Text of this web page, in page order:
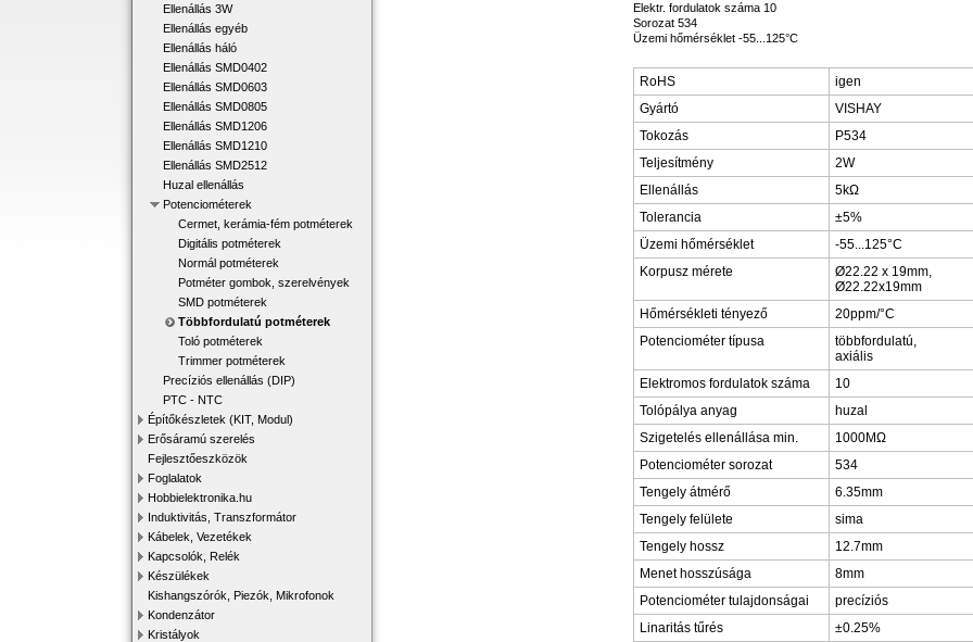
Ellenállás 3W
Ellenállás egyéb
Ellenállás háló
Ellenállás SMD0402
Ellenállás SMD0603
Ellenállás SMD0805
Ellenállás SMD1206
Ellenállás SMD1210
Ellenállás SMD2512
Huzal ellenállás
Potenciométerek
Cermet, kerámia-fém potméterek
Digitális potméterek
Normál potméterek
Potméter gombok, szerelvények
SMD potméterek
Többfordulatú potméterek
Toló potméterek
Trimmer potméterek
Precíziós ellenállás (DIP)
PTC - NTC
Építőkészletek (KIT, Modul)
Erősáramú szerelés
Fejlesztőeszközök
Foglalatok
Hobbielektronika.hu
Induktivitás, Transzformátor
Kábelek, Vezetékek
Kapcsolók, Relék
Készülékek
Kishangszórók, Piezók, Mikrofonok
Kondenzátor
Kristályok
Elektr. fordulatok száma 10
Sorozat 534
Üzemi hőmérséklet -55...125°C
RoHS
igen
Gyártó
VISHAY
Tokozás
P534
Teljesítmény
2W
Ellenállás
5kΩ
Tolerancia
±5%
Üzemi hőmérséklet
-55...125°C
Korpusz mérete
Ø22.22 x 19mm,
Ø22.22x19mm
Hőmérsékleti tényező
20ppm/°C
Potenciométer típusa
többfordulatú,
axiális
Elektromos fordulatok száma
10
Tolópálya anyag
huzal
Szigetelés ellenállása min.
1000MΩ
Potenciométer sorozat
534
Tengely átmérő
6.35mm
Tengely felülete
sima
Tengely hossz
12.7mm
Menet hosszúsága
8mm
Potenciométer tulajdonságai
precíziós
Linaritás tűrés
±0.25%